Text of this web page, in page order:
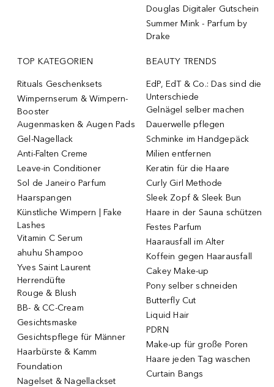
Douglas Digitaler Gutschein
Summer Mink - Parfum by
Drake
TOP KATEGORIEN
Rituals Geschenksets
Wimpernserum & Wimpern-
Booster
Augenmasken & Augen Pads
Gel-Nagellack
Anti-Falten Creme
Leave-in Conditioner
Sol de Janeiro Parfum
Haarspangen
Künstliche Wimpern | Fake
Lashes
Vitamin C Serum
ahuhu Shampoo
Yves Saint Laurent
Herrendüfte
Rouge & Blush
BB- & CC-Cream
Gesichtsmaske
Gesichtspflege für Männer
Haarbürste & Kamm
Foundation
Nagelset & Nagellackset
BEAUTY TRENDS
EdP, EdT & Co.: Das sind die
Unterschiede
Gelnägel selber machen
Dauerwelle pflegen
Schminke im Handgepäck
Milien entfernen
Keratin für die Haare
Curly Girl Methode
Sleek Zopf & Sleek Bun
Haare in der Sauna schützen
Festes Parfum
Haarausfall im Alter
Koffein gegen Haarausfall
Cakey Make-up
Pony selber schneiden
Butterfly Cut
Liquid Hair
PDRN
Make-up für große Poren
Haare jeden Tag waschen
Curtain Bangs